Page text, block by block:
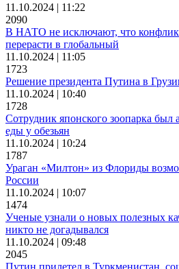
11.10.2024 | 11:22
2090
В НАТО не исключают, что
перерасти в глобальный
11.10.2024 | 11:05
1723
Решение президента Путина в
11.10.2024 | 10:40
1728
Сотрудник японского зоопарка был
еды у обезьян
11.10.2024 | 10:24
1787
Ураган «Милтон» из Флориды
России
11.10.2024 | 10:07
1474
Ученые узнали о новых полезных
никто не догадывался
11.10.2024 | 09:48
2045
Путин прилетел в Туркменистан,